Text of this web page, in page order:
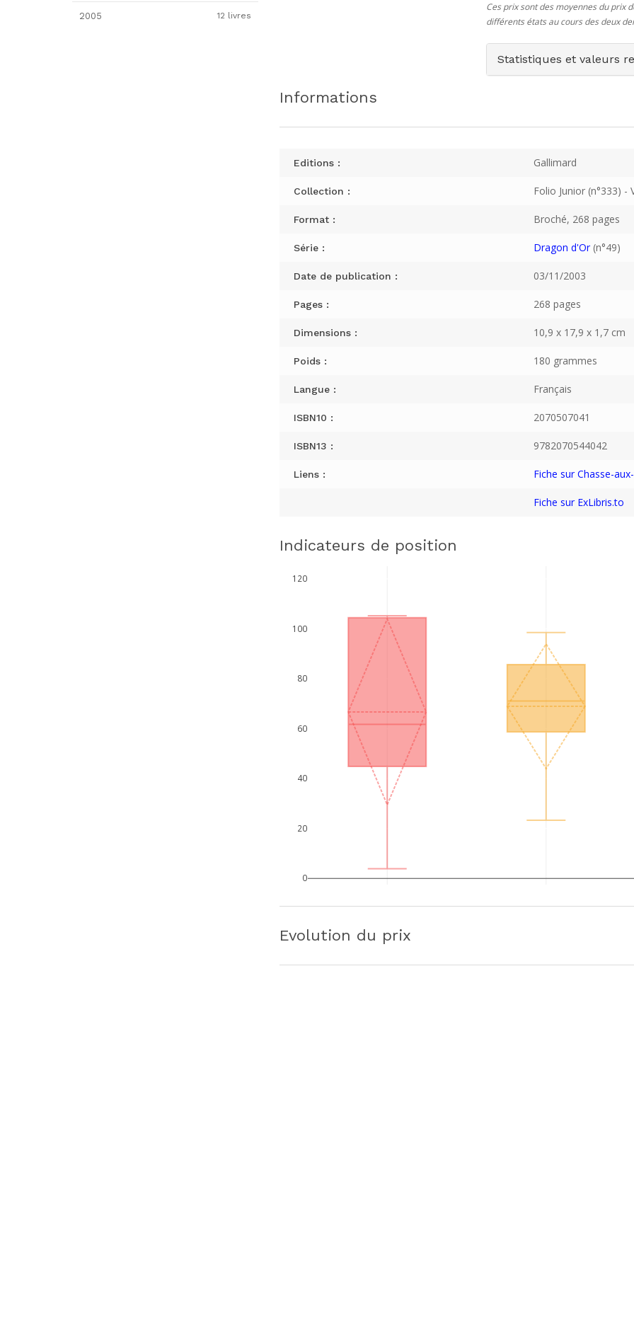
Ces prix sont des moyennes du prix
différents états au cours des deux
Statistiques et valeurs
Informations
Editions : Gallimard
Collection : Folio Junior (n°333) -
Format : Broché, 268 pages
Série : Dragon d'Or(n°49)
Date de publication : 03/11/2003
Pages : 268 pages
Dimensions : 10,9 x 17,9 x 1,7 cm
Poids : 180 grammes
Langue : Français
ISBN10 : 2070507041
ISBN13 : 9782070544042
Liens : Fiche sur Chasse-
Fiche sur ExLibris.to
Indicateurs de position
0
20
40
60
80
100
120
Evolution du prix
2005 12 livres